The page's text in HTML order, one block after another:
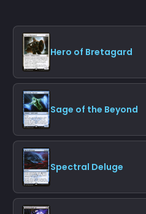
Hero of Bretagard
Sage of the Beyond
Spectral Deluge